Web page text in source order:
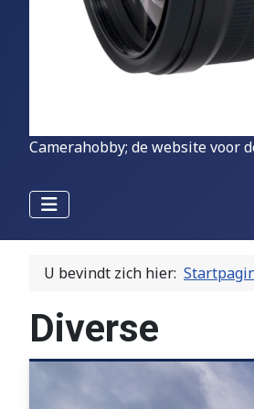
Camerahobby; de website voor
U bevindt zich hier:
Diverse